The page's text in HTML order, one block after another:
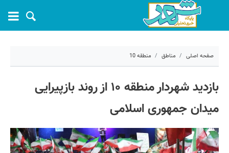
صفحه اصلی مناطق منطقه 10
کد مطلب: 80952
بازدید شهردار منطقه ۱۰ از روند بازپیرایی
میدان جمهوری اسلامی